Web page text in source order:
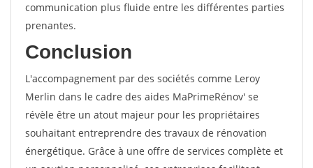
communication plus fluide entre les différentes parties
prenantes.
Conclusion
L'accompagnement par des sociétés comme Leroy
Merlin dans le cadre des aides MaPrimeRénov' se
révèle être un atout majeur pour les propriétaires
souhaitant entreprendre des travaux de rénovation
énergétique. Grâce à une offre de services complète et